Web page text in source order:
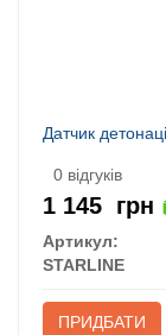
Датчик
0 відгуків
1 145 грн
Артикул:
STARLINE
ПРИДБАТИ